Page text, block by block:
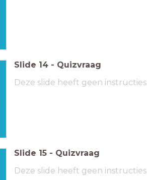
Slide 14 - Quizvraag
Deze slide heeft geen instructies
Slide 15 - Quizvraag
Deze slide heeft geen instructies